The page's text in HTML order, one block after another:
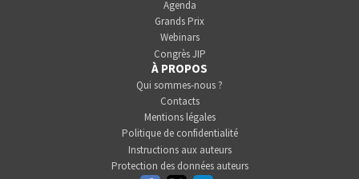
Agenda
Grands Prix
Webinars
Congrès JIP
À PROPOS
Qui sommes-nous ?
Contacts
Mentions légales
Politique de confidentialité
Instructions aux auteurs
Protection des données auteurs